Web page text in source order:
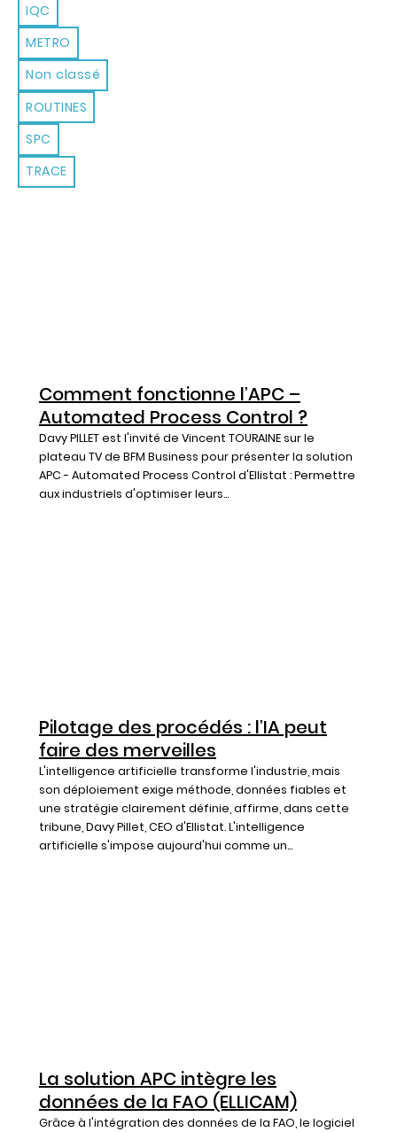
IQC
METRO
Non classé
ROUTINES
SPC
TRACE
Comment fonctionne l’APC –
Automated Process Control ?
Davy PILLET est l'invité de Vincent TOURAINE sur le
plateau TV de BFM Business pour présenter la solution
APC - Automated Process Control d'Ellistat : Permettre
aux industriels d'optimiser leurs...
Pilotage des procédés : l’IA peut
faire des merveilles
L'intelligence artificielle transforme l'industrie, mais
son déploiement exige méthode, données fiables et
une stratégie clairement définie, affirme, dans cette
tribune, Davy Pillet, CEO d'Ellistat. L'intelligence
artificielle s'impose aujourd'hui comme un...
La solution APC intègre les
données de la FAO (ELLICAM)
Grâce à l'intégration des données de la FAO, le logiciel